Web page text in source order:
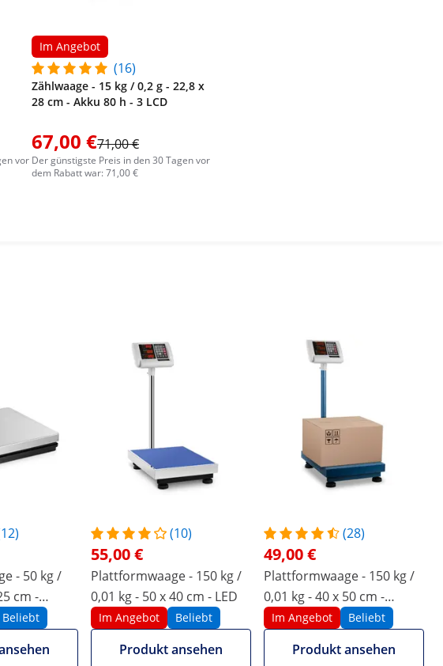
vor
Im Angebot
(16)
Zählwaage - 15 kg / 0,2 g - 22,8 x
28 cm - Akku 80 h - 3 LCD
67,00 €71,00 €
Der günstigste Preis in den 30 Tagen vor
dem Rabatt war: 71,00 €
- 50 kg /
cm -
Beliebt
(10)
55,00 €
Plattformwaage - 150 kg /
0,01 kg - 50 x 40 cm - LED
Im Angebot Beliebt
Produkt ansehen
(28)
49,00 €
Plattformwaage - 150 kg /
0,01 kg - 40 x 50 cm -
klappbar - LED
Im Angebot Beliebt
Produkt ansehen